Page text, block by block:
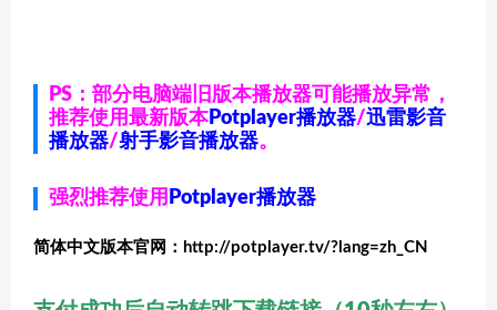
PS：部分电脑端旧版本播放器可能播放异常，
推荐使用最新版本Potplayer播放器/迅雷影音
播放器/射手影音播放器。
强烈推荐使用 Potplayer播放器
简体中文版本官网：http://potplayer.tv/?lang=zh_CN